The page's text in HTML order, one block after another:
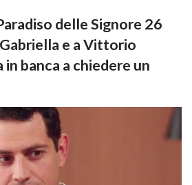
delle Signore 26
e a Vittorio
banca a chiedere un